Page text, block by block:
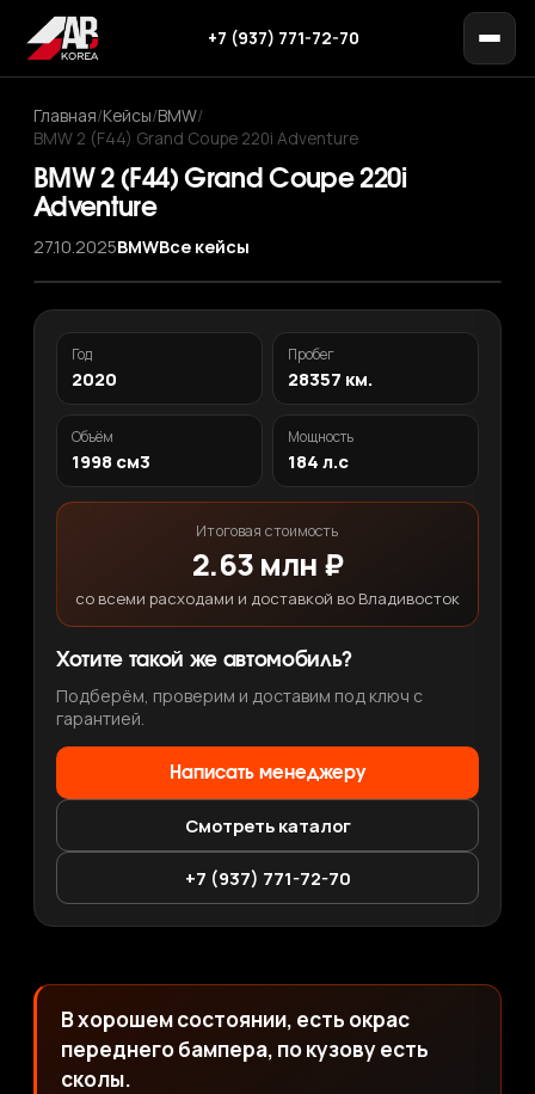
+7 (937) 771-72-70
Главная/Кейсы/BMW/
BMW 2 (F44) Grand Coupe 220i Adventure
BMW 2 (F44) Grand Coupe 220i
Adventure
27.10.2025BMWВсе кейсы
‹
›
1/ 10
Год
2020
Пробег
28357 км.
Объём
1998 см3
Мощность
184 л.с
Итоговая стоимость
2.63 млн ₽
со всеми расходами и доставкой во Владивосток
Хотите такой же автомобиль?
Подберём, проверим и доставим под ключ с
гарантией.
Написать менеджеру
Смотреть каталог
+7 (937) 771-72-70
В хорошем состоянии, есть окрас
переднего бампера, по кузову есть
сколы.